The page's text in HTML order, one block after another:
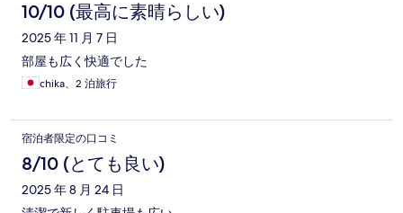
10/10 (最高に素晴らしい)
2025 年 11 月 7 日
部屋も広く快適でした
chika、2 泊旅行
宿泊者限定の口コミ
8/10 (とても良い)
2025 年 8 月 24 日